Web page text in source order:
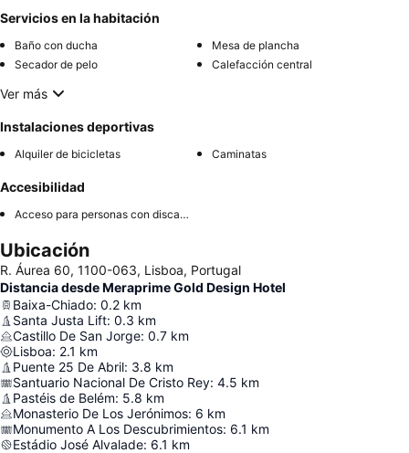
Servicios en la habitación
Baño con ducha
Mesa de plancha
Secador de pelo
Calefacción central
Ver más
Instalaciones deportivas
Alquiler de bicicletas Caminatas
Accesibilidad
Acceso para personas con discapacidad
Ubicación
R. Áurea 60, 1100-063, Lisboa, Portugal
Distancia desde Meraprime Gold Design Hotel
Baixa-Chiado: 0.2 km
Santa Justa Lift: 0.3 km
Castillo De San Jorge: 0.7 km
Lisboa: 2.1 km
Puente 25 De Abril: 3.8 km
Santuario Nacional De Cristo Rey: 4.5 km
Pastéis de Belém: 5.8 km
Monasterio De Los Jerónimos: 6 km
Monumento A Los Descubrimientos: 6.1 km
Estádio José Alvalade: 6.1 km